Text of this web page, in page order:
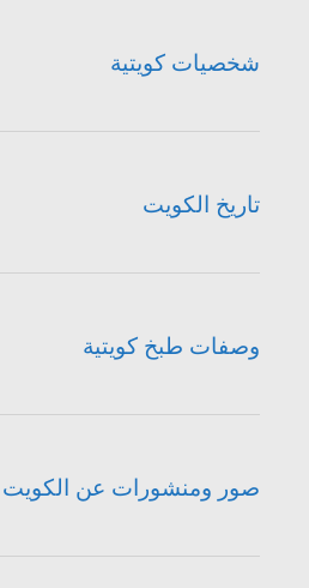
شخصيات كويتية
تاريخ الكويت
وصفات طبخ كويتية
صور ومنشورات عن الكويت